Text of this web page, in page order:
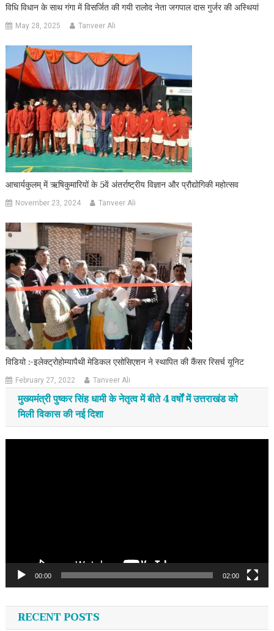
विधि विधान के साथ गंगा में विसर्जित की गयी रालोद नेता जगपाल दास गुर्जर की अस्थियां
May 28, 2025 Tanveer Ali
आचार्यकुलम् में ऋषिकुमारियों के 5वें अंतर्राष्ट्रीय विज्ञान और प्रौद्योगिकी महोत्सव
November 23, 2024 Tanveer Ali
विडियो :-इलेक्ट्रोहोम्यापैथी मेडिकल एसोसिएशन ने स्थापित की कैंसर रिसर्च यूनिट
February 27, 2022 Tanveer Ali
मुख्यमंत्री पुष्कर सिंह धामी के नेतृत्व में बीते 4 वर्षों में उत्तराखंड को
मिली विकास की नई दिशा
00:00 02:00
RECENT POSTS